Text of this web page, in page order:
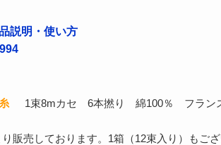
説明・使い方
1束8mカセ 6本撚り 綿100％ フラン
販売しております。1箱（12束入り）もござ